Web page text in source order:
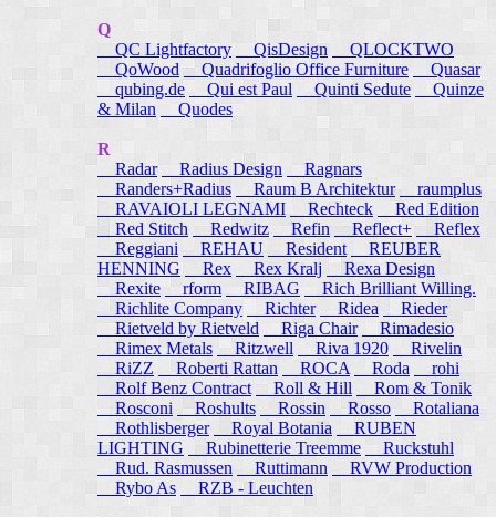
Q
QC Lightfactory
QisDesign
QLOCKTWO
QoWood Quadrifoglio Office Furniture
Quasar
qubing.de
Qui est Paul Quinti Sedute
Quinze
& Milan
Quodes
R
Radar
Radius Design
Ragnars
Randers+Radius
Raum B Architektur raumplus
RAVAIOLI LEGNAMI
Rechteck
Red Edition
Red Stitch
Redwitz Refin Reflect+
Reflex
Reggiani
REHAU Resident
REUBER
HENNING
Rex Rex Kralj
Rexa Design
Rexite
rform RIBAG
Rich Brilliant Willing.
Richlite Company
Richter Ridea
Rieder
Rietveld by Rietveld
Riga Chair
Rimadesio
Rimex Metals
Ritzwell Riva 1920
Rivelin
RiZZ
Roberti Rattan ROCA Roda
rohi
Rolf Benz Contract
Roll & Hill
Rom & Tonik
Rosconi Roshults Rossin Rosso
Rotaliana
Rothlisberger
Royal Botania
RUBEN
LIGHTING
Rubinetterie Treemme
Ruckstuhl
Rud. Rasmussen
Ruttimann
RVW Production
Rybo As
RZB - Leuchten